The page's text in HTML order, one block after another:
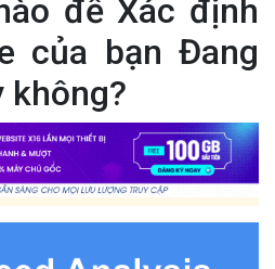
để Xác định
của bạn Đang
không?